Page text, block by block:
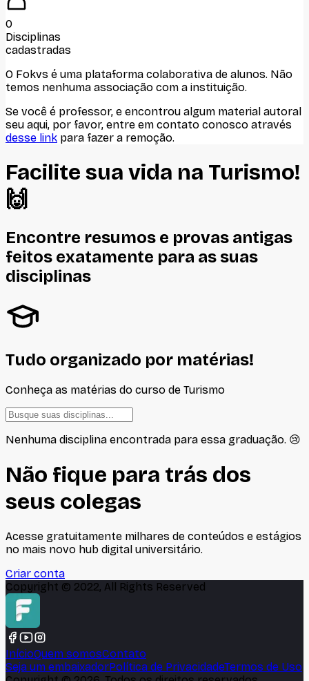
0
Disciplinas
cadastradas
O Fokvs é uma plataforma colaborativa de alunos. Não
temos nenhuma associação com a instituição.
Se você é professor, e encontrou algum material autoral
seu aqui, por favor, entre em contato conosco através
desse link para fazer a remoção.
Facilite sua vida na Turismo!
🙌
Encontre resumos e provas antigas
feitos exatamente para as suas
disciplinas
Tudo organizado por matérias!
Conheça as matérias do curso de Turismo
Nenhuma disciplina encontrada para essa graduação. 😢
Não fique para trás dos
seus colegas
Acesse gratuitamente milhares de conteúdos e estágios
no mais novo hub digital universitário.
Criar conta
Copyright © 2022, All Rights Reserved
InícioQuem somosContato
Seja um embaixadorPolítica de PrivacidadeTermos de Uso